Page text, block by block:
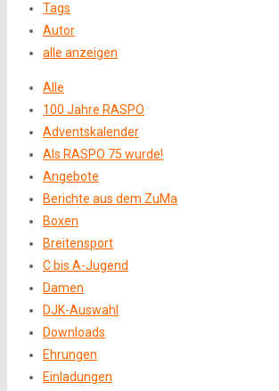
Tags
Autor
alle anzeigen
Alle
100 Jahre RASPO
Adventskalender
Als RASPO 75 wurde!
Angebote
Berichte aus dem ZuMa
Boxen
Breitensport
C bis A-Jugend
Damen
DJK-Auswahl
Downloads
Ehrungen
Einladungen